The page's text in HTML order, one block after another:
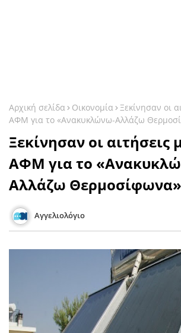
Αρχική σελίδα Οικονομία Ξεκίνησαν οι
ΑΦΜ για το «Ανακυκλώνω-Αλλάζω
Ξεκίνησαν οι αιτήσεις
ΑΦΜ για το
Αλλάζω Θερμοσίφωνα»
Αγγελιολόγιο